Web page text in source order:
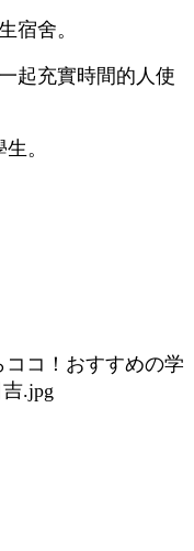
宿舍。
起充實時間的人使
。